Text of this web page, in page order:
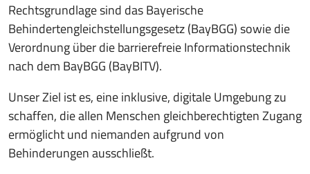
Rechtsgrundlage sind das Bayerische
Behindertengleichstellungsgesetz (BayBGG) sowie die
Verordnung über die barrierefreie Informationstechnik
nach dem BayBGG (BayBITV).
Unser Ziel ist es, eine inklusive, digitale Umgebung zu
schaffen, die allen Menschen gleichberechtigten Zugang
ermöglicht und niemanden aufgrund von
Behinderungen ausschließt.